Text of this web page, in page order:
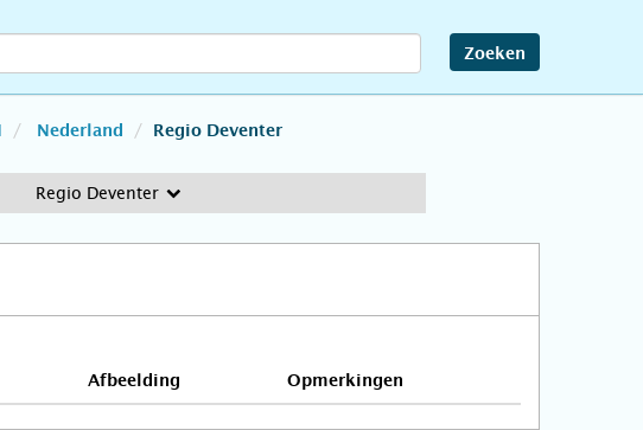
Zoeken
Nederland Regio Deventer
Regio Deventer
Afbeelding Opmerkingen